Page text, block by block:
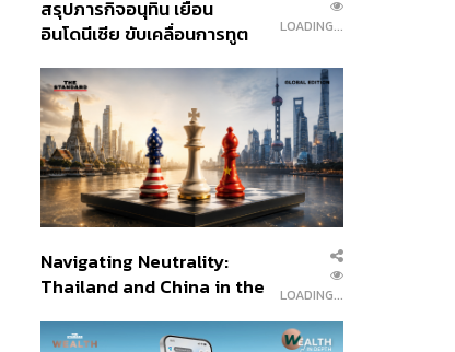
สรุปภารกิจอนุทิน เยือน
อินโดนีเซีย ขับเคลื่อนการทูต
ส่วนยุทธศาสตร์ไทย –
อินโดนีเซีย
LOADING...
Navigating Neutrality:
Thailand and China in the
Order
LOADING...